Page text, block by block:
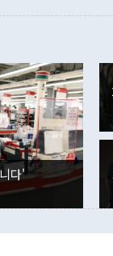
관은 업무보
이 9월 러시
며 "정부 차
은 "그것은
잘랐다. 정
않았다는 점
사합의 복원
권이라는 지
뒤 "여기 업
부의 한 소
를 거쳐 결
련 부처 장관
하고 대통령
는 배당수입
였던 올해 3
인의 해외투
각각 증가했
국인의 국내
감소하며 전
경신했다.
분기 말 만
다. 내국인
다.
다'